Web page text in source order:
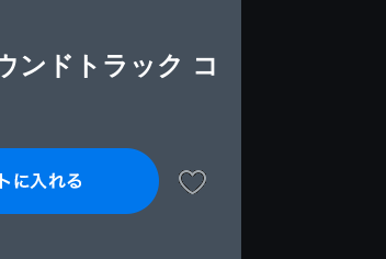
ンドトラック コ